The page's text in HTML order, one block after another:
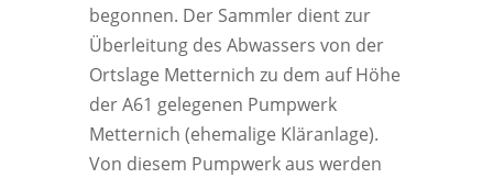
begonnen. Der Sammler dient zur
Überleitung des Abwassers von der
Ortslage Metternich zu dem auf Höhe
der A61 gelegenen Pumpwerk
Metternich (ehemalige Kläranlage).
Von diesem Pumpwerk aus werden